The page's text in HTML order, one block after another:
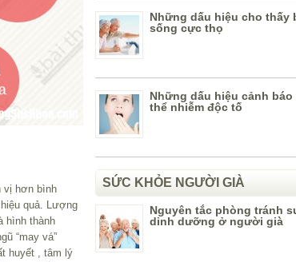
vị hơn bình
quả. Lượng
hình thành
“may vá”
huyết , tâm lý
Những dấu hiệu cho thấy
sống cực thọ
Những dấu hiệu cảnh báo
thể nhiễm độc tố
SỨC KHỎE NGƯỜI GIÀ
Nguyên tắc phòng tránh
dinh dưỡng ở người già